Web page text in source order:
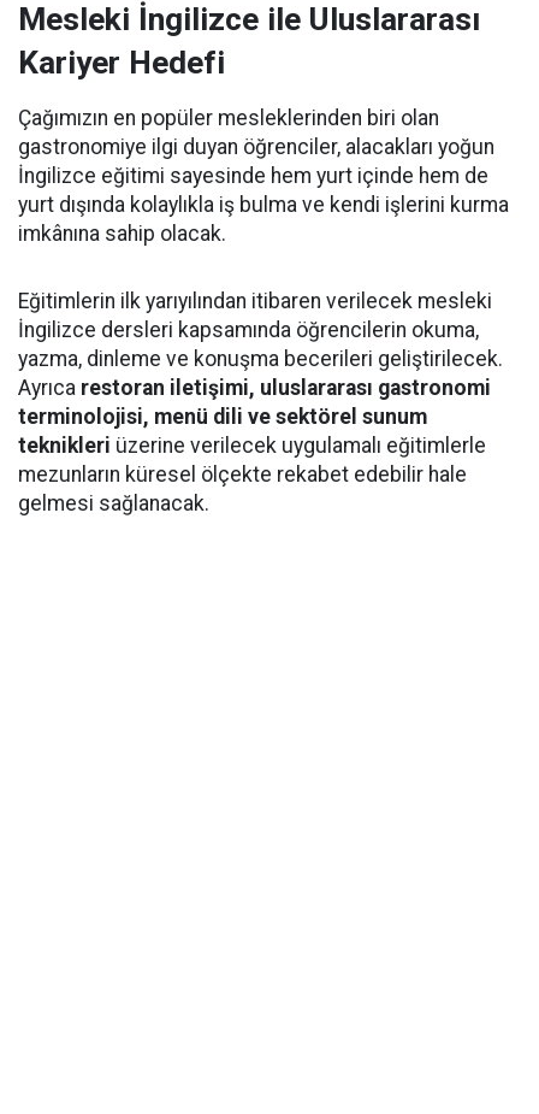
Mesleki İngilizce ile Uluslararası
Kariyer Hedefi
Çağımızın en popüler mesleklerinden biri olan
gastronomiye ilgi duyan öğrenciler, alacakları yoğun
İngilizce eğitimi sayesinde hem yurt içinde hem de
yurt dışında kolaylıkla iş bulma ve kendi işlerini kurma
imkânına sahip olacak.
Eğitimlerin ilk yarıyılından itibaren verilecek mesleki
İngilizce dersleri kapsamında öğrencilerin okuma,
yazma, dinleme ve konuşma becerileri geliştirilecek.
Ayrıca restoran iletişimi, uluslararası gastronomi
terminolojisi, menü dili ve sektörel sunum
teknikleri üzerine verilecek uygulamalı eğitimlerle
mezunların küresel ölçekte rekabet edebilir hale
gelmesi sağlanacak.